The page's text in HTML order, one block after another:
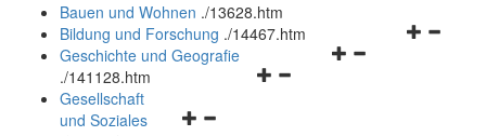
Bauen und Wohnen ./13628.htm
Navigationsmenü
Bildung und Forschung ./14467.htm
Navigationsmenü
Geschichte und Geografie
./141128.htm
Navigationsmenü
Gesellschaft
und Soziales